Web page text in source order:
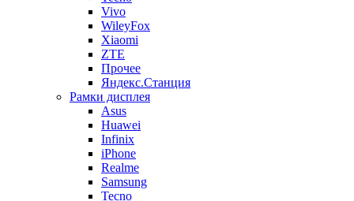
Vivo
WileyFox
Xiaomi
ZTE
Прочее
Яндекс.Станция
Рамки дисплея
Asus
Huawei
Infinix
iPhone
Realme
Samsung
Tecno